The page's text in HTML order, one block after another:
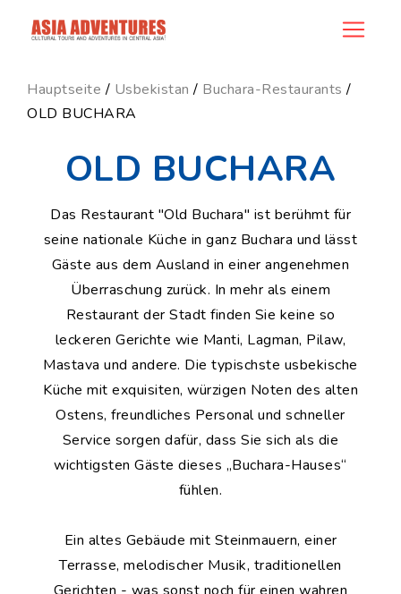
news_id
Hauptseite / Usbekistan / Buchara-Restaurants /
OLD BUCHARA
OLD BUCHARA
Das Restaurant "Old Buchara" ist berühmt für
seine nationale Küche in ganz Buchara und lässt
Gäste aus dem Ausland in einer angenehmen
Überraschung zurück. In mehr als einem
Restaurant der Stadt finden Sie keine so
leckeren Gerichte wie Manti, Lagman, Pilaw,
Mastava und andere. Die typischste usbekische
Küche mit exquisiten, würzigen Noten des alten
Ostens, freundliches Personal und schneller
Service sorgen dafür, dass Sie sich als die
wichtigsten Gäste dieses „Buchara-Hauses“
fühlen.
Ein altes Gebäude mit Steinmauern, einer
Terrasse, melodischer Musik, traditionellen